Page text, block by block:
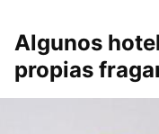
Algunos
propias